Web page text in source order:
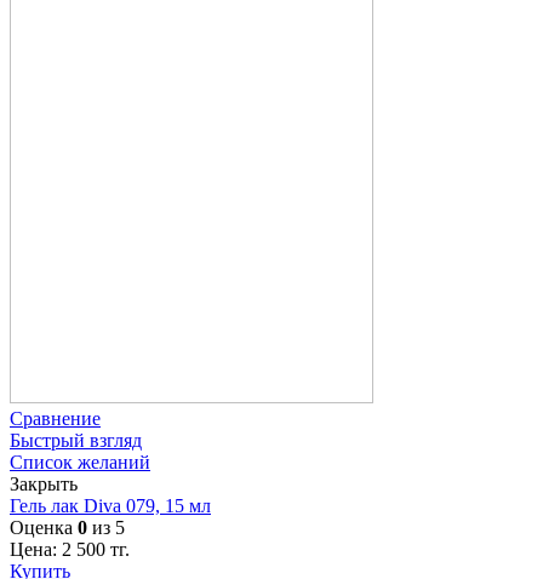
Сравнение
Быстрый взгляд
Список желаний
Закрыть
Гель лак Diva 079, 15 мл
Оценка 0 из 5
Цена: 2 500 тг.
Купить